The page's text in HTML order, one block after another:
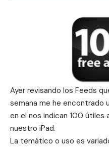
Ayer revisando los Feeds
semana me he encontrado
en el nos indican 100 útiles
nuestro iPad.
La temático o uso es